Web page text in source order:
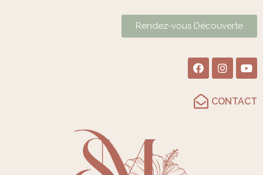
Rendez-vous Découverte
CONTACT